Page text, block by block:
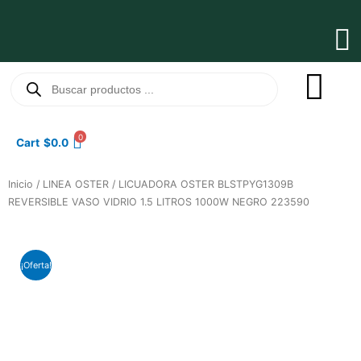
productos
Cart $0.0 0
Inicio / LINEA OSTER / LICUADORA OSTER BLSTPYG1309B
REVERSIBLE VASO VIDRIO 1.5 LITROS 1000W NEGRO 223590
¡Oferta!